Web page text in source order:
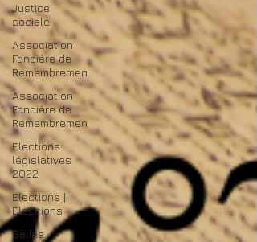
Justice
sociale
Association
Foncière de
Remembremen
Association
Foncière de
Remembremen
Elections
législatives
2022
Elections |
Eleccions
Salies